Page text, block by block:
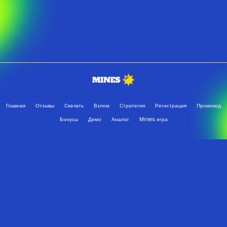
Главная Отзывы Скачать Взлом Стратегия Регистрация
Промокод
Бонусы
Демо Аналог Mines игра